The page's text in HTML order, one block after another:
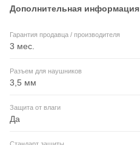
Дополнительная информация
Гарантия продавца / производителя
3 мес.
Разъем для наушников
3,5 мм
Защита от влаги
Да